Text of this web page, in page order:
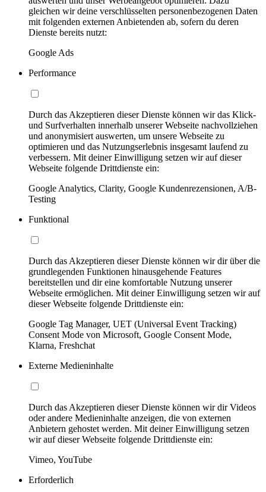
gleichen wir deine verschlüsselten personenbezogenen Daten
mit folgenden externen Anbietenden ab, sofern du deren
Dienste bereits nutzt:
Google Ads
Performance
Durch das Akzeptieren dieser Dienste können wir das Klick-
und Surfverhalten innerhalb unserer Webseite nachvollziehen
und anonymisiert auswerten, um unsere Webseite zu
optimieren und das Nutzungserlebnis insgesamt laufend zu
verbessern. Mit deiner Einwilligung setzen wir auf dieser
Webseite folgende Drittdienste ein:
Google Analytics, Clarity, Google Kundenrezensionen, A/B-
Testing
Funktional
Durch das Akzeptieren dieser Dienste können wir dir über die
grundlegenden Funktionen hinausgehende Features
bereitstellen und dir eine komfortable Nutzung unserer
Webseite ermöglichen. Mit deiner Einwilligung setzen wir auf
dieser Webseite folgende Drittdienste ein:
Google Tag Manager, UET (Universal Event Tracking)
Consent Mode von Microsoft, Google Consent Mode,
Klarna, Freshchat
Externe Medieninhalte
Durch das Akzeptieren dieser Dienste können wir dir Videos
oder andere Medieninhalte anzeigen, die von externen
Anbietern gehostet werden. Mit deiner Einwilligung setzen
wir auf dieser Webseite folgende Drittdienste ein:
Vimeo, YouTube
Erforderlich